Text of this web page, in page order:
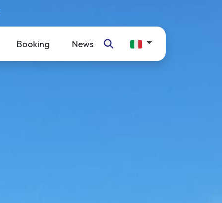
Booking News